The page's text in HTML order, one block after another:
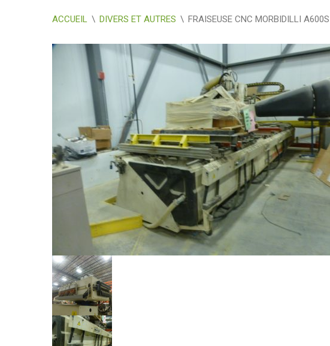
ACCUEIL \ DIVERS ET AUTRES \ FRAISEUSE CNC MORBIDILLI A600S